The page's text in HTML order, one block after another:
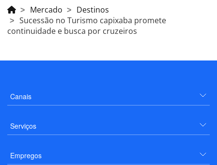
Mercado
Destinos
Sucessão no Turismo capixaba promete
continuidade e busca por cruzeiros
Canais
Serviços
Empregos